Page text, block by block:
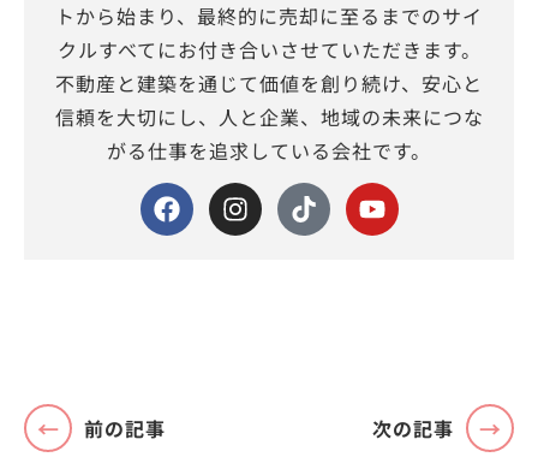
トから始まり、最終的に売却に至るまでのサイ
クルすべてにお付き合いさせていただきます。
不動産と建築を通じて価値を創り続け、安心と
信頼を大切にし、人と企業、地域の未来につな
がる仕事を追求している会社です。
前の記事 次の記事